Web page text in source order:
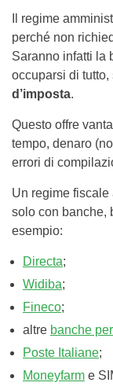
Il regime
perché non
Saranno infatti la
occuparsi di
d’imposta.
Questo offre
tempo, denaro
errori di
Un regime
solo con banche,
esempio:
Directa;
Widiba;
Fineco;
altre banche
Poste Italiane;
Moneyfarm e